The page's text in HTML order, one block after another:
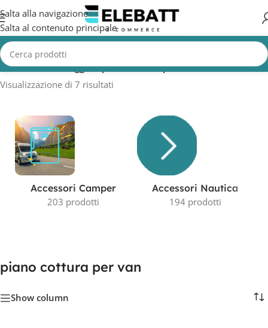
Salta alla navigazione
Salta al contenuto principale
Home/Prodotti taggati “piano cottura per van”
Visualizzazione di 7 risultati
Accessori Camper
203 prodotti
Accessori Nautica
194 prodotti
piano cottura per van
Show column